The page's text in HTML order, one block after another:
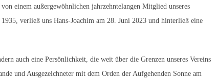
einem außergewöhnlichen jahrzehntelangen Mitglied unseres
verließ uns Hans-Joachim am 28. Juni 2023 und hinterließ eine
auch eine Persönlichkeit, die weit über die Grenzen unseres Vereins
und Ausgezeichneter mit dem Orden der Aufgehenden Sonne am